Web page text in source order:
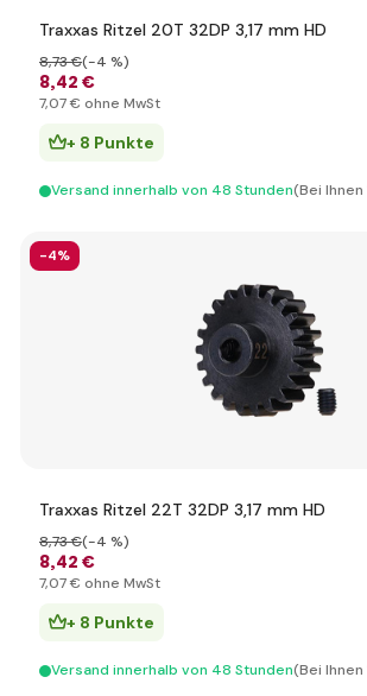
Traxxas Ritzel 20T 32DP 3,17 mm HD
8,42 €
8,73 €(-4 %)
7,07 € ohne MwSt
+ 8 Punkte
Versand innerhalb von 48 Stunden(Bei Ihnen
-4%
Traxxas Ritzel 22T 32DP 3,17 mm HD
8,42 €
8,73 €(-4 %)
7,07 € ohne MwSt
+ 8 Punkte
Versand innerhalb von 48 Stunden(Bei Ihnen